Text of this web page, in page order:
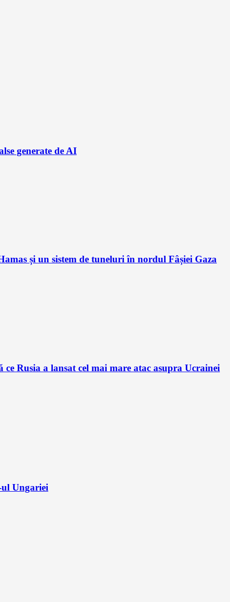
generate de AI
și un sistem de tuneluri în nordul Fâșiei Gaza
Rusia a lansat cel mai mare atac asupra Ucrainei
Ungariei